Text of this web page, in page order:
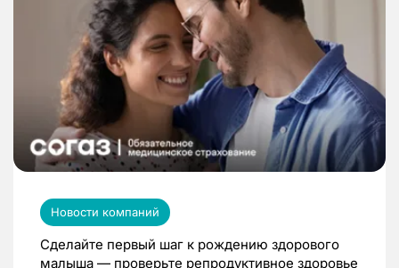
Новости компаний
Сделайте первый шаг к рождению здорового
малыша — проверьте репродуктивное здоровье